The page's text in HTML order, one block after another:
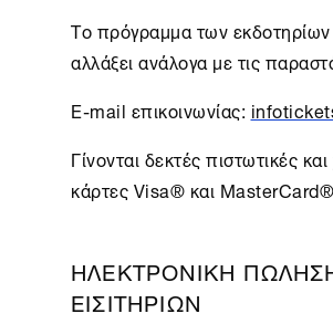
Το πρόγραμμα των εκδοτηρίων
αλλάξει ανάλογα με τις
E-mail επικοινωνίας:
Γίνονται δεκτές πιστωτικές
κάρτες Visa® και
ΗΛΕΚΤΡΟΝΙΚΗ
ΕΙΣΙΤΗΡΙΩΝ